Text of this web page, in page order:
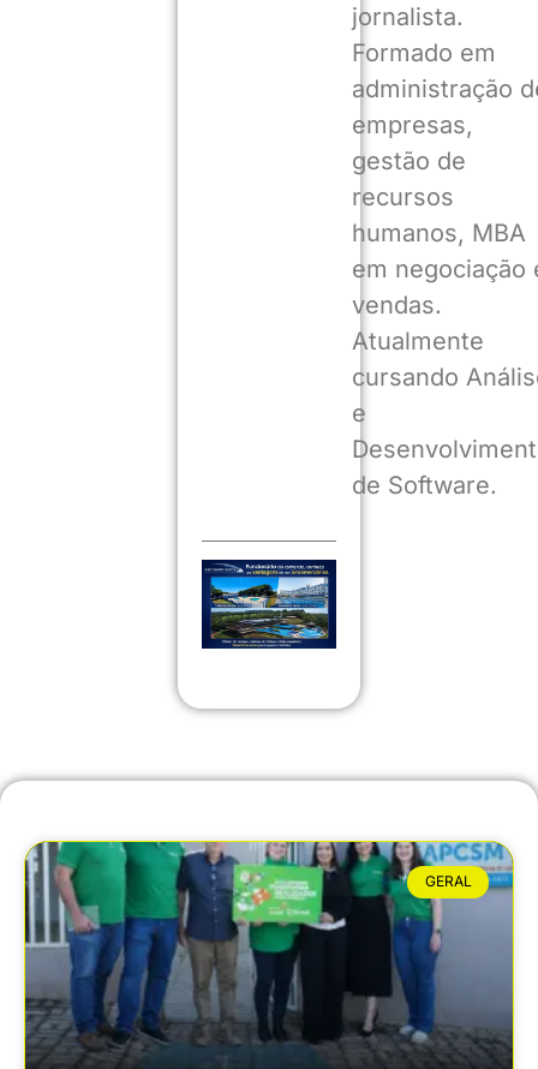
jornalista.
Formado em
administração
empresas,
gestão de
recursos
humanos, MBA
em negociação
vendas.
Atualmente
cursando
e
de Software.
GERAL